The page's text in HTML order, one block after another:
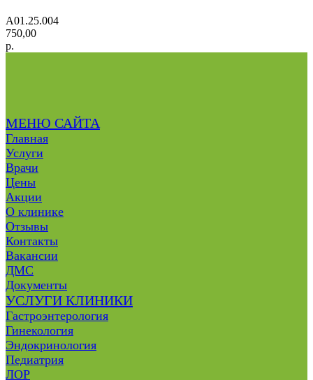
А01.25.004
750,00
р.
МЕНЮ САЙТА
Главная
Услуги
Врачи
Цены
Акции
О клинике
Отзывы
Контакты
Вакансии
ДМС
Документы
УСЛУГИ КЛИНИКИ
Гастроэнтерология
Гинекология
Эндокринология
Педиатрия
ЛОР